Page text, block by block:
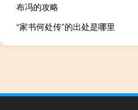
布冯的攻略
“家书何处传”的出处是哪里